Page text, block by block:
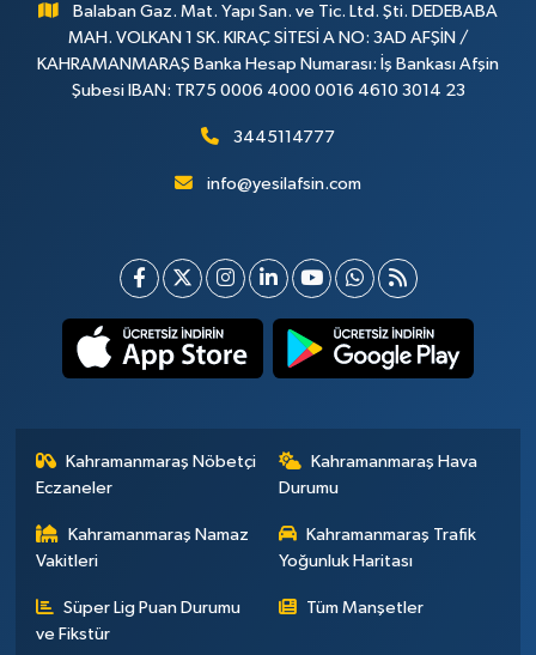
Balaban Gaz. Mat. Yapı San. ve Tic. Ltd. Şti. DEDEBABA
MAH. VOLKAN 1 SK. KIRAÇ SİTESİ A NO: 3AD AFŞİN /
KAHRAMANMARAŞ Banka Hesap Numarası: İş Bankası Afşin
Şubesi IBAN: TR75 0006 4000 0016 4610 3014 23
3445114777
info@yesilafsin.com
Kahramanmaraş Nöbetçi
Eczaneler
Kahramanmaraş Hava
Durumu
Kahramanmaraş Namaz
Vakitleri
Kahramanmaraş Trafik
Yoğunluk Haritası
Süper Lig Puan Durumu
ve Fikstür
Tüm Manşetler